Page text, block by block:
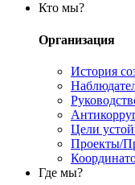
Кто мы?
Организация
История
Цели
Проекты/
Где мы?